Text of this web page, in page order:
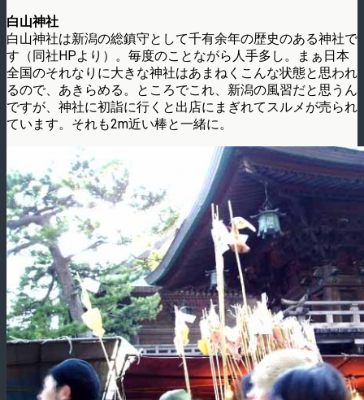
白山神社
白山神社は新潟の総鎮守として千有余年の歴史のある神社で
す（同社HPより）。毎度のことながら人手多し。まぁ日本
全国のそれなりに大きな神社はあまねくこんな状態と思われ
るので、あきらめる。ところでこれ、新潟の風習だと思うん
ですが、神社に初詣に行くと出店にまぎれてスルメが売られ
ています。それも2m近い棒と一緒に。